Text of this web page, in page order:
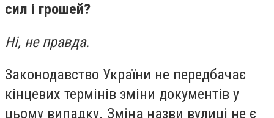
сил і грошей?
Ні, не правда.
Законодавство України не передбачає
кінцевих термінів зміни документів у
цьому випадку. Зміна назви вулиці не є